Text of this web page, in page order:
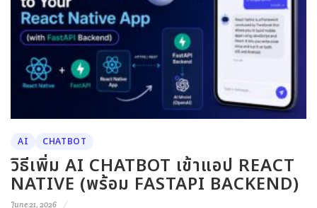
AI CHATBOT
วิธีเพิ่ม AI CHATBOT เข้าแอป REACT
NATIVE (พร้อม FASTAPI BACKEND)
June 21, 2026